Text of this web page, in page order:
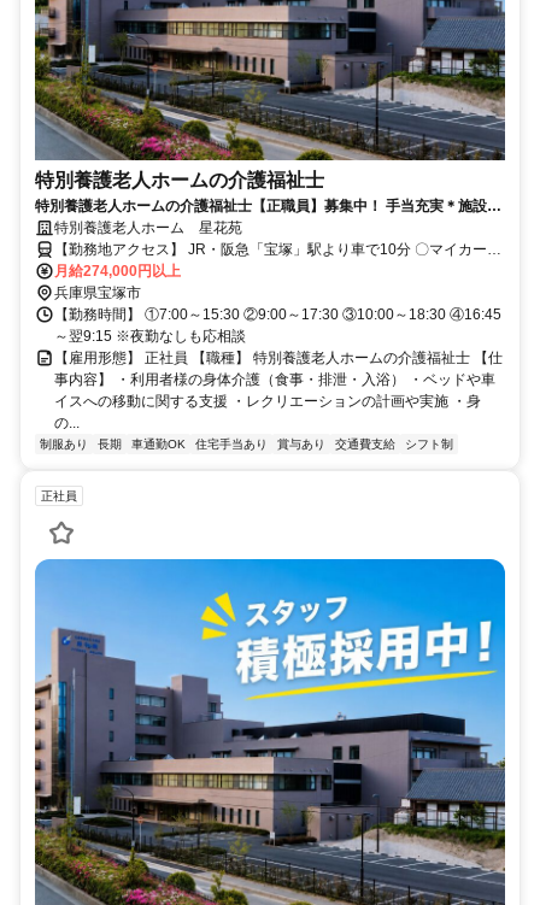
特別養護老人ホームの介護福祉士
特別養護老人ホームの介護福祉士【正職員】募集中！ 手当充実＊施設見
学OK＊ 年3回処遇改善手当別途支給あり！
特別養護老人ホーム 星花苑
【勤務地アクセス】 JR・阪急「宝塚」駅より車で10分 〇マイカー通
勤OK
月給274,000円以上
兵庫県宝塚市
【勤務時間】 ①7:00～15:30 ②9:00～17:30 ③10:00～18:30 ④16:45
～翌9:15 ※夜勤なしも応相談
【雇用形態】 正社員 【職種】 特別養護老人ホームの介護福祉士 【仕
事内容】 ・利用者様の身体介護（食事・排泄・入浴） ・ベッドや車
イスへの移動に関する支援 ・レクリエーションの計画や実施 ・身
の...
制服あり 長期 車通勤OK 住宅手当あり 賞与あり 交通費支給 シフト制
正社員